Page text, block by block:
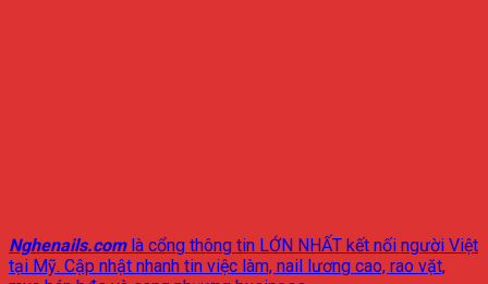
Nghenails.comlà cổng thông tin LỚN NHẤT kết nối người Việt
tại Mỹ. Cập nhật nhanh tin việc làm, nail lương cao, rao vặt,